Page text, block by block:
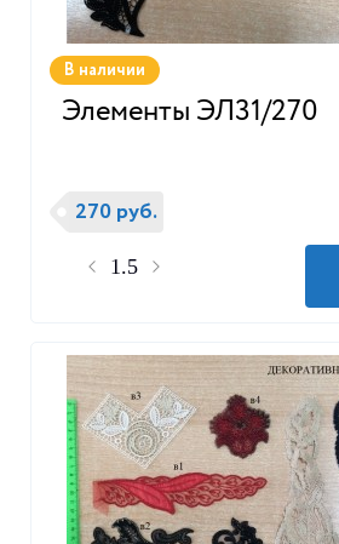
В наличии
Элементы ЭЛ31/270
270 руб.